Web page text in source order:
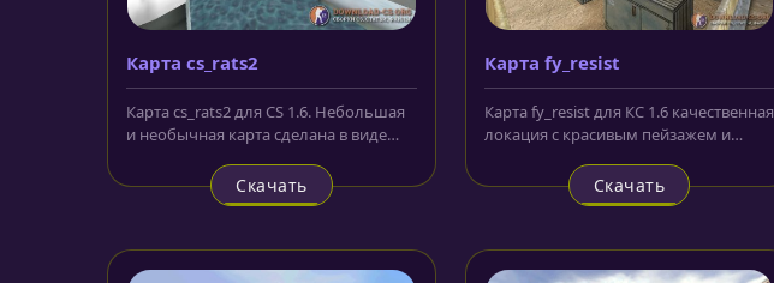
Карта cs_rats2
Карта cs_rats2 для CS 1.6. Небольшая
и необычная карта сделана в виде
Скачать
Карта fy_resist
Карта fy_resist для КС 1.6 качественная
локация с красивым пейзажем и
Скачать